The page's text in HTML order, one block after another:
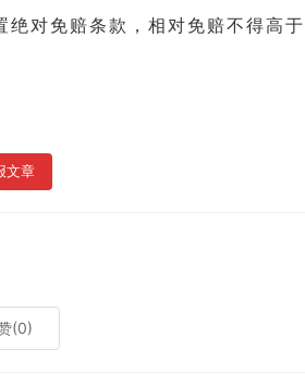
对免赔条款，相对免赔不得高于
文章
(0)